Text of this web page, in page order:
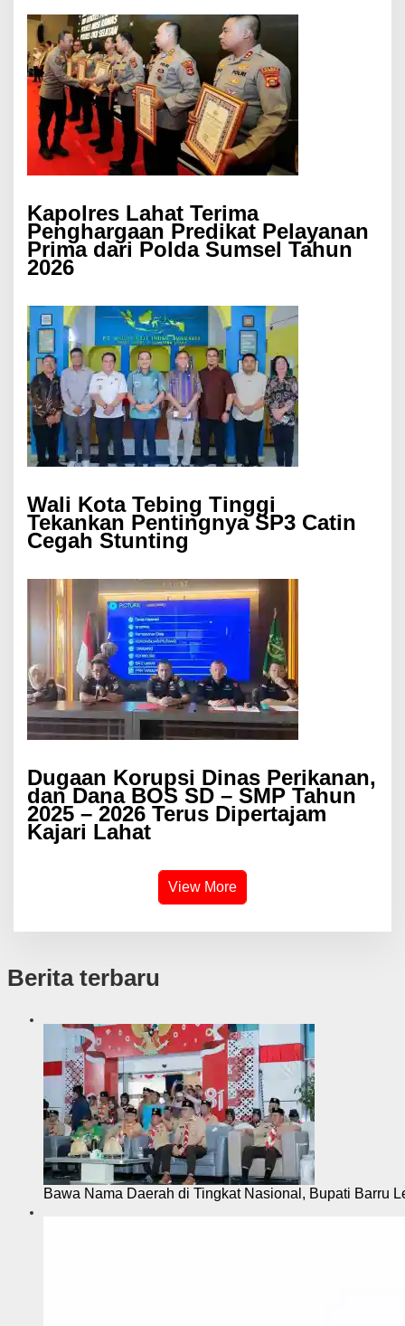
Kapolres Lahat Terima
Penghargaan Predikat Pelayanan
Prima dari Polda Sumsel Tahun
2026
Wali Kota Tebing Tinggi
Tekankan Pentingnya SP3 Catin
Cegah Stunting
Dugaan Korupsi Dinas Perikanan,
dan Dana BOS SD – SMP Tahun
2025 – 2026 Terus Dipertajam
Kajari Lahat
View More
Berita terbaru
Bawa Nama Daerah di Tingkat Nasional, Bupati Barru